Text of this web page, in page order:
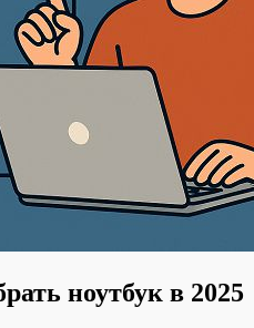
ноутбук в 2025